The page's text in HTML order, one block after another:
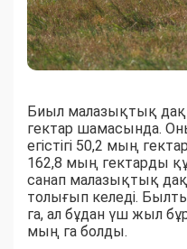
Биыл малазықтық
гектар шамасында.
егістігі 50,2 мың
162,8 мың гектарды
санап малазықтық
толығып келеді.
га, ал бұдан үш жыл
мың га болды.